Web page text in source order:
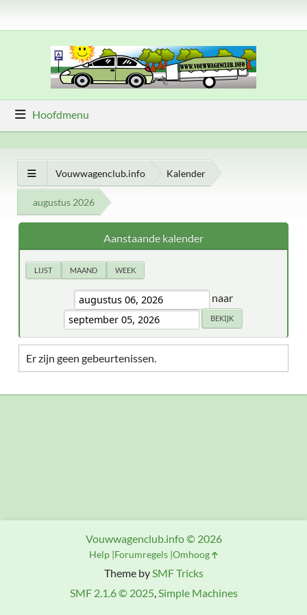
Hoofdmenu
Vouwwagenclub.info Kalender
augustus 2026
Aanstaande kalender
LIJST MAAND WEEK
naar
Er zijn geen gebeurtenissen.
Theme bySMF Tricks
SMF 2.1.6 © 2025,Simple Machines
Vouwwagenclub.info © 2026
Help Forumregels Omhoog